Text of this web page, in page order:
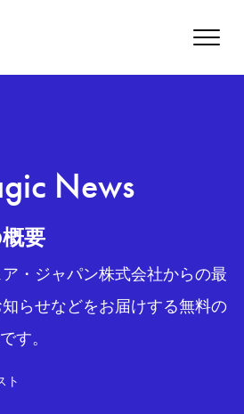
Toggle
News
要
・ジャパン株式会社からの最
らせなどをお届けする無料の
す。
ト